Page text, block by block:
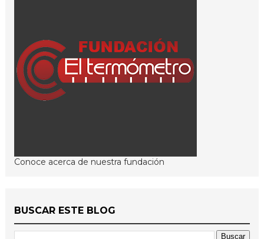
Conoce acerca de nuestra fundación
BUSCAR ESTE BLOG